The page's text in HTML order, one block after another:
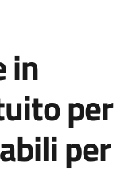
in
per
per